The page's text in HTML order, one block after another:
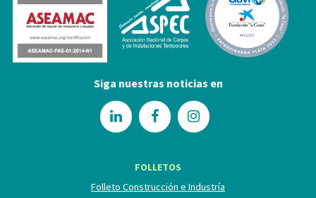
Siga nuestras noticias en
FOLLETOS
Folleto Construcción e Industría